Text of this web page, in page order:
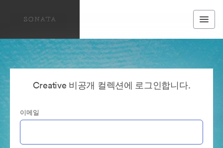
Creative 비공개 컬렉션에 로그인합니다.
이메일